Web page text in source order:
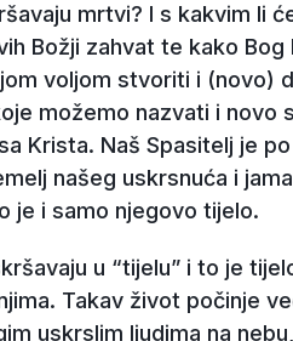
mrtvi? I s kakvim li
Božji zahvat te kako
voljom stvoriti i (novo)
možemo nazvati i novo
Krista. Naš Spasitelj je
našeg uskrsnuća i
je i samo njegovo tijelo.
u “tijelu” i to je
Takav život počinje
uskrslim ljudima na